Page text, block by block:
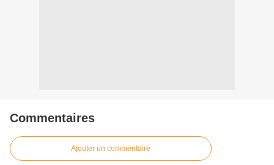
Commentaires
Ajouter un commentaire